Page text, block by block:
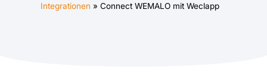
Integrationen » Connect WEMALO mit Weclapp